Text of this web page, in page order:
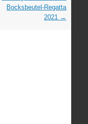
Bocksbeutel-Regatta
2021 →